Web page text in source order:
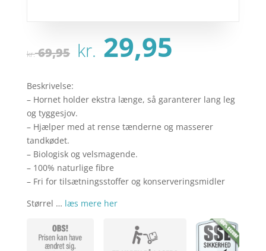
kr.69,95 Den
oprindelige
var:
kr. 69,95.
kr. 29,95
er:
kr.
Beskrivelse:
– Hornet holder ekstra længe, så garanterer lang leg
og tyggesjov.
– Hjælper med at rense tænderne og masserer
tandkødet.
– Biologisk og velsmagende.
– 100% naturlige fibre
– Fri for tilsætningsstoffer og konserveringsmidler
Størrel … læs mere her